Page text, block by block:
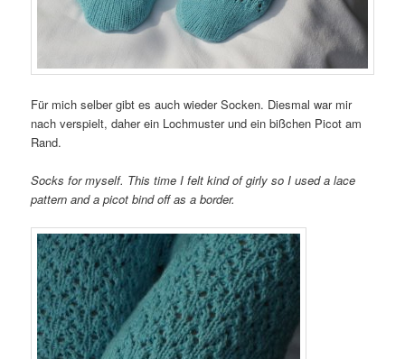
Für mich selber gibt es auch wieder Socken. Diesmal war mir
nach verspielt, daher ein Lochmuster und ein bißchen Picot am
Rand.
Socks for myself. This time I felt kind of girly so I used a lace
pattern and a picot bind off as a border.